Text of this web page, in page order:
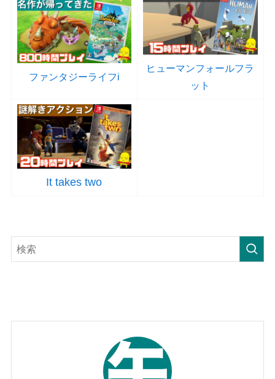
ファンタジーライフi
ヒューマンフォールフラ
ット
It takes two